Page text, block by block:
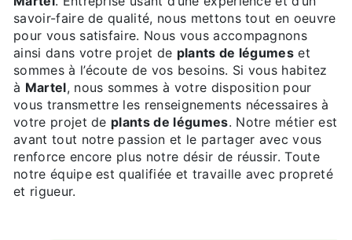
savoir-faire de qualité, nous mettons tout en oeuvre
pour vous satisfaire. Nous vous accompagnons
ainsi dans votre projet de plants de légumes et
sommes à l’écoute de vos besoins. Si vous habitez
à Martel, nous sommes à votre disposition pour
vous transmettre les renseignements nécessaires à
votre projet de plants de légumes. Notre métier est
avant tout notre passion et le partager avec vous
renforce encore plus notre désir de réussir. Toute
notre équipe est qualifiée et travaille avec propreté
et rigueur.